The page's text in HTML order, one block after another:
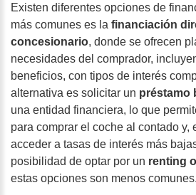
Existen diferentes opciones de
más comunes es la financiación
concesionario, donde se ofrecen
necesidades del comprador,
beneficios, con tipos de interés
alternativa es solicitar un préstamo
una entidad financiera, lo que
para comprar el coche al contado y,
acceder a tasas de interés más
posibilidad de optar por un renting
estas opciones son menos comunes.